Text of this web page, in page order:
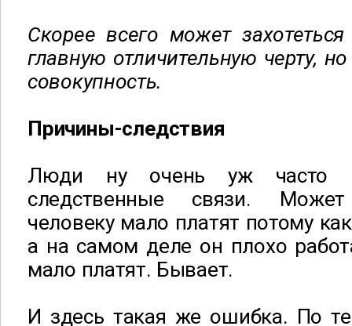
Скорее всего может
главную отличительную черту,
совокупность.
Причины-следствия
Люди ну очень уж часто
следственные связи.
человеку мало платят потому
а на самом деле он плохо
мало платят. Бывает.
И здесь такая же ошибка. По